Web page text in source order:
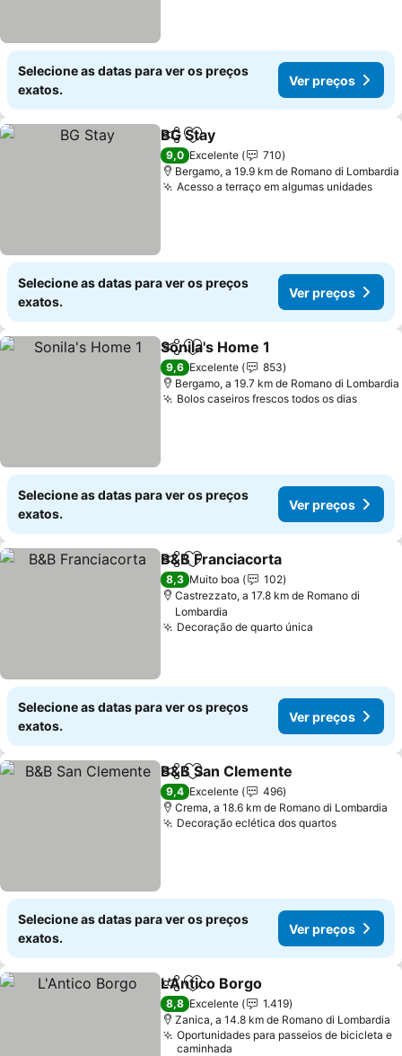
Selecione as datas para ver os preços
exatos.
Ver preços
PartilharAdicionar aos favoritos
BG Stay
9,0 Excelente
710
Bergamo, a 19.9 km de Romano di Lombardia
Acesso a terraço em algumas unidadesVer
Selecione as datas para ver os preços
exatos.
Ver preços
PartilharAdicionar aos favoritos
Sonila's Home 1
9,6 Excelente
853
Bergamo, a 19.7 km de Romano di Lombardia
Bolos caseiros frescos todos os diasVer
Selecione as datas para ver os preços
exatos.
Ver preços
PartilharAdicionar aos favoritos
B&B Franciacorta
8,3 Muito boa
102
Castrezzato, a 17.8 km de Romano di
Lombardia
Decoração de quarto única
Selecione as datas para ver os preços
exatos.
Ver preços
PartilharAdicionar aos favoritos
B&B San Clemente
9,4 Excelente
496
Crema, a 18.6 km de Romano di Lombardia
Decoração eclética dos quartosVer
Selecione as datas para ver os preços
exatos.
Ver preços
PartilharAdicionar aos favoritos
L'Antico Borgo
8,8 Excelente
1.419
Zanica, a 14.8 km de Romano di Lombardia
Oportunidades para passeios de bicicleta e
caminhada